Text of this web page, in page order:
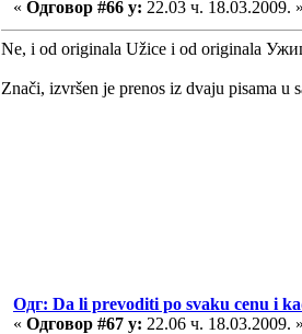
« Одговор #66 у: 22.03 ч. 18.03.2009. »
Ne, i od originala Užice i od originala
Znači, izvršen je prenos iz dvaju pisama u
Одг: Da li prevoditi po svaku cenu i
« Одговор #67 у: 22.06 ч. 18.03.2009. »